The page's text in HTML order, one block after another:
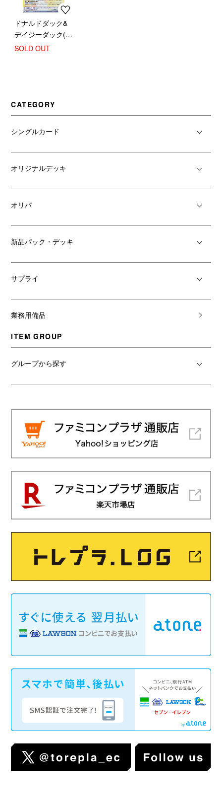
ドナルドダック&
デイジーダック(R)
(DSY/01B-008)
SOLD OUT
CATEGORY
シングルカード
オリジナルデッキ
オリパ
新品パック・デッキ
サプライ
業務用備品
ITEM GROUP
グループから探す